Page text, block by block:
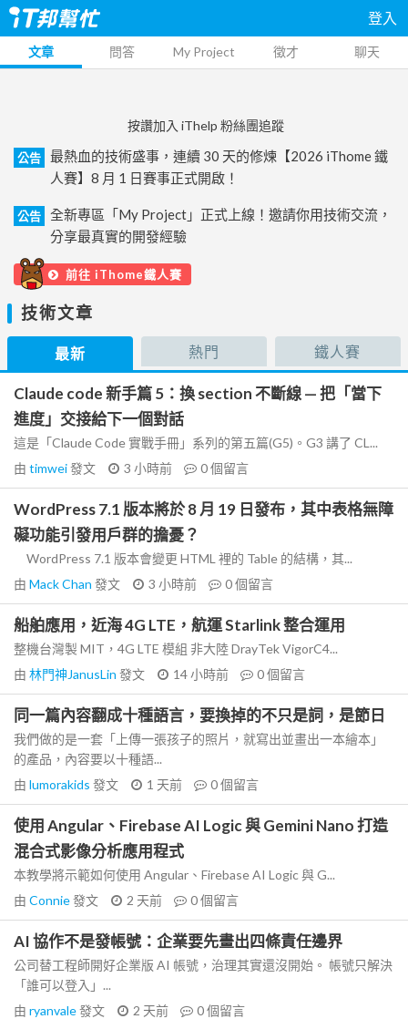
登入
文章 問答 My Project 徵才 聊天
按讚加入 iThelp 粉絲團追蹤
公告
最熱血的技術盛事，連續 30 天的修煉【2026 iThome 鐵
人賽】8 月 1 日賽事正式開啟！
公告
全新專區「My Project」正式上線！邀請你用技術交流，
分享最真實的開發經驗
前往 iThome鐵人賽
技術文章
最新 熱門 鐵人賽
Claude code 新手篇 5：換 section 不斷線 — 把「當下
進度」交接給下一個對話
這是「Claude Code 實戰手冊」系列的第五篇(G5)。G3 講了 CL...
由 timwei發文 3 小時前 0個留言
WordPress 7.1 版本將於 8 月 19 日發布，其中表格無障
礙功能引發用戶群的擔憂？
WordPress 7.1 版本會變更 HTML 裡的 Table 的結構，其...
由 Mack Chan 發文 3 小時前 0個留言
船舶應用，近海 4G LTE，航運 Starlink 整合運用
整機台灣製 MIT，4G LTE 模組 非大陸 DrayTek VigorC4...
由 林門神JanusLin 發文 14 小時前 0個留言
同一篇內容翻成十種語言，要換掉的不只是詞，是節日
我們做的是一套「上傳一張孩子的照片，就寫出並畫出一本繪本」
的產品，內容要以十種語...
由 lumorakids 發文 1 天前 0個留言
使用 Angular、Firebase AI Logic 與 Gemini Nano 打造
混合式影像分析應用程式
本教學將示範如何使用 Angular、Firebase AI Logic 與 G...
由 Connie發文 2 天前 0個留言
AI 協作不是發帳號：企業要先畫出四條責任邊界
公司替工程師開好企業版 AI 帳號，治理其實還沒開始。 帳號只解決
「誰可以登入」...
由 ryanvale發文 2 天前 0個留言